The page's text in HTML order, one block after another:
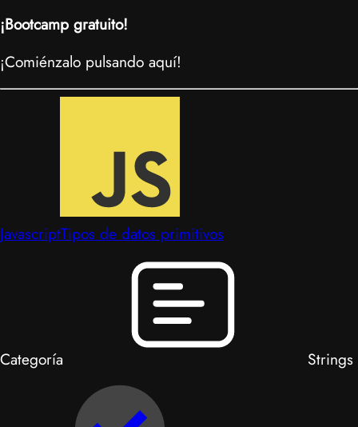
¡Bootcamp gratuito!
¡Comiénzalo pulsando aquí!
JavascriptTipos de datos primitivos
Categoría Strings